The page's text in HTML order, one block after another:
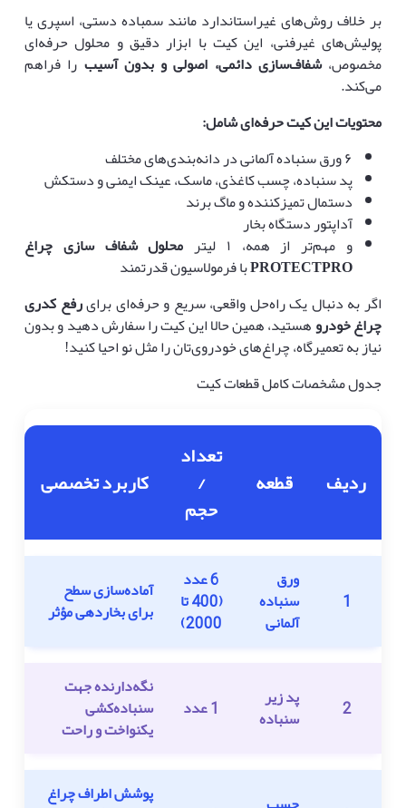
بر خلاف روش‌های غیراستاندارد مانند سمباده دستی، اسپری یا
پولیش‌های غیرفنی، این کیت با ابزار دقیق و محلول حرفه‌ای
مخصوص،شفاف‌سازی دائمی، اصولی و بدون آسیب را فراهم
می‌کند.
محتویات این کیت حرفه‌ای شامل:
۶ ورق سنباده آلمانی در دانه‌بندی‌های مختلف
پد سنباده، چسب کاغذی، ماسک، عینک ایمنی و دستکش
دستمال تمیزکننده و ماگ برند
آداپتور دستگاه بخار
و مهم‌تر از همه، ۱ لیتر محلول شفاف سازی چراغ
PROTECTPROبا فرمولاسیون قدرتمند
اگر به دنبال یک راه‌حل واقعی، سریع و حرفه‌ای برایرفع کدری
چراغ خودروهستید، همین حالا این کیت را سفارش دهید و بدون
نیاز به تعمیرگاه، چراغ‌های خودروی‌تان را مثل نو احیا کنید!
جدول مشخصات کامل قطعات کیت
ردیف قطعه
تعداد
/
حجم
کاربرد تخصصی
1
ورق
سنباده
آلمانی
6 عدد
(400 تا
2000)
آماده‌سازی سطح
برای بخاردهی مؤثر
2 پد زیر
سنباده 1 عدد
نگه‌دارنده جهت
سنباده‌کشی
یکنواخت و راحت
پوشش اطراف چراغ